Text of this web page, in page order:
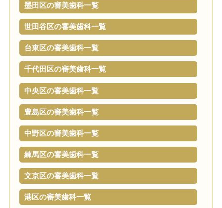
墨田区の審美歯科一覧
世田谷区の審美歯科一覧
台東区の審美歯科一覧
千代田区の審美歯科一覧
中央区の審美歯科一覧
豊島区の審美歯科一覧
中野区の審美歯科一覧
練馬区の審美歯科一覧
文京区の審美歯科一覧
港区の審美歯科一覧